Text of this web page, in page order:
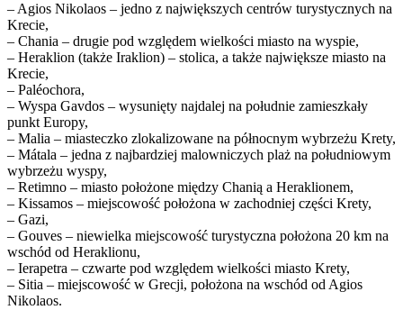
– Agios Nikolaos – jedno z największych centrów turystycznych na
Krecie,
– Chania – drugie pod względem wielkości miasto na wyspie,
– Heraklion (także Iraklion) – stolica, a także największe miasto na
Krecie,
– Paléochora,
– Wyspa Gavdos – wysunięty najdalej na południe zamieszkały
punkt Europy,
– Malia – miasteczko zlokalizowane na północnym wybrzeżu Krety,
– Mátala – jedna z najbardziej malowniczych plaż na południowym
wybrzeżu wyspy,
– Retimno – miasto położone między Chanią a Heraklionem,
– Kissamos – miejscowość położona w zachodniej części Krety,
– Gazi,
– Gouves – niewielka miejscowość turystyczna położona 20 km na
wschód od Heraklionu,
– Ierapetra – czwarte pod względem wielkości miasto Krety,
– Sitia – miejscowość w Grecji, położona na wschód od Agios
Nikolaos.